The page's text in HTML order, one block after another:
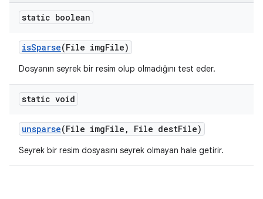
static boolean
isSparse(File imgFile)
Dosyanın seyrek bir resim olup olmadığını test eder.
static void
unsparse(File imgFile , File destFile)
Seyrek bir resim dosyasını seyrek olmayan hale getirir.